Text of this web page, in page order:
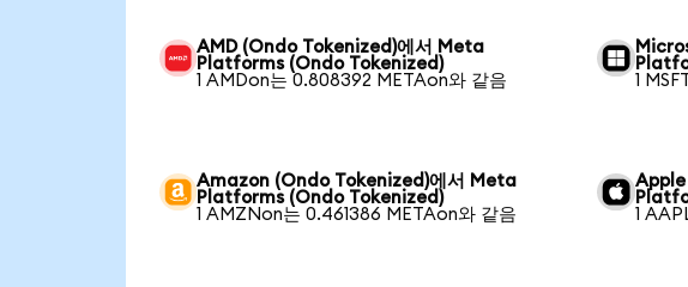
AMD (Ondo Tokenized)에서 Meta
Platforms (Ondo Tokenized)
1 AMDon는 0.808392 METAon와 같음
1
Amazon (Ondo Tokenized)에서 Meta
Platforms (Ondo Tokenized)
1 AMZNon는 0.461386 METAon와 같음
1